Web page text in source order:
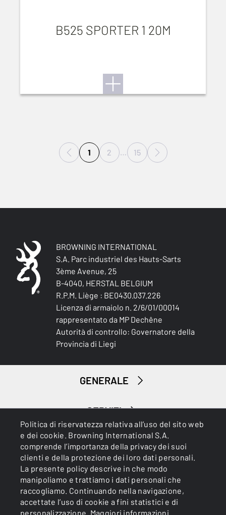
Politica di riservatezza relativa all’uso del sito web
e dei cookie. Browning International S.A.
comprende l’importanza della privacy dei suoi
clienti e della protezione dei loro dati personali.
La presente policy descrive in che modo
manipoliamo e trattiamo i dati personali che
raccogliamo. Continuando nella navigazione,
accettate l’uso di cookie a fini statistici e di
personalizzazione. Maggiori informazioni
B525 SPORTER 1 20M
1 2 … 15
BROWNING INTERNATIONAL
S.A. Parc industriel des Hauts-Sarts
3ème Avenue, 25
B-4040, HERSTAL BELGIUM
R.P.M. Liège : BE0430.037.226
Licenza di armaiolo n. 2/6/01/00014
rappresentato da MP Dechêne
Autorità di controllo: Governatore della
Provincia di Liegi
GENERALE
SERVIZI
Cookies Informativa sulla privacy